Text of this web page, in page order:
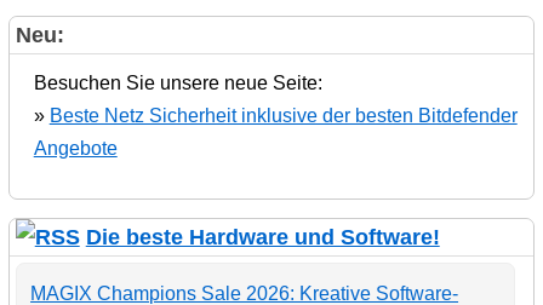
Neu:
Besuchen Sie unsere neue Seite:
» Beste Netz Sicherheit inklusive der besten Bitdefender
Angebote
Die beste Hardware und Software!
MAGIX Champions Sale 2026: Kreative Software-